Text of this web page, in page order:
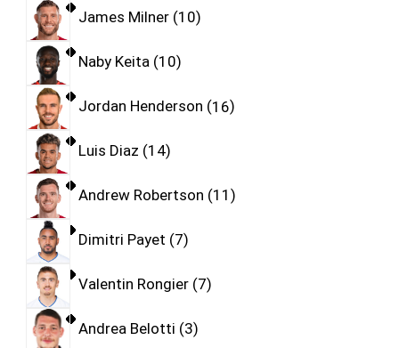
James Milner 10
Naby Keita 10
Jordan Henderson 16
Luis Diaz 14
Andrew Robertson 11
Dimitri Payet 7
Valentin Rongier 7
Andrea Belotti 3